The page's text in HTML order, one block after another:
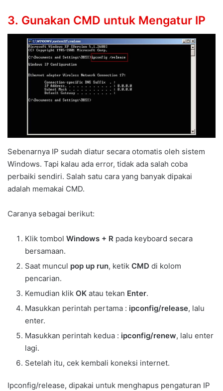
3. Gunakan CMD untuk Mengatur IP
Sebenarnya IP sudah diatur secara otomatis oleh sistem
Windows. Tapi kalau ada error, tidak ada salah coba
perbaiki sendiri. Salah satu cara yang banyak dipakai
adalah memakai CMD.
Caranya sebagai berikut:
Klik tombol Windows + R pada keyboard secara
bersamaan.
Saat muncul pop up run, ketik CMD di kolom
pencarian.
Kemudian klik OK atau tekan Enter.
Masukkan perintah pertama : ipconfig/release, lalu
enter.
Masukkan perintah kedua : ipconfig/renew, lalu enter
lagi.
Setelah itu, cek kembali koneksi internet.
Ipconfig/release, dipakai untuk menghapus pengaturan IP